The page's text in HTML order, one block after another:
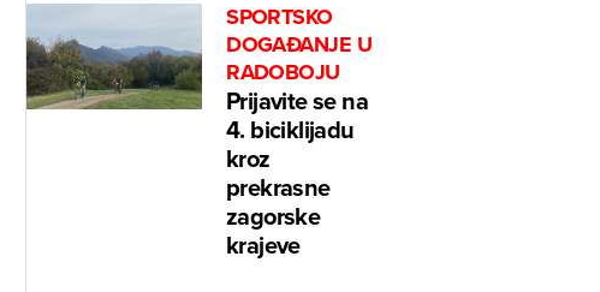
SPORTSKO
DOGAĐANJE U
RADOBOJU
Prijavite se na
4. biciklijadu
kroz
prekrasne
zagorske
krajeve